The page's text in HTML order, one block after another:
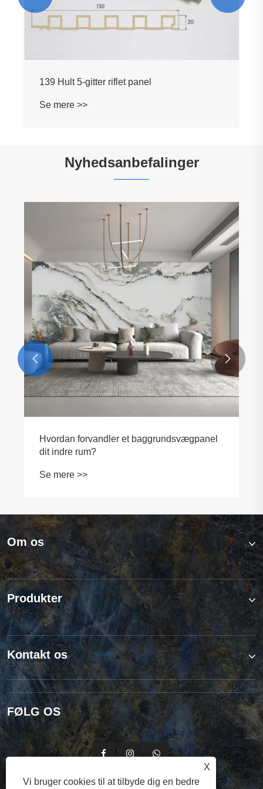
139 Hult 5-gitter riflet panel
Se mere >>
Nyhedsanbefalinger
Hvordan forvandler et baggrundsvægpanel
dit indre rum?
Se mere >>
 
Om os
Produkter
Kontakt os
FØLG OS
X
Vi bruger cookies til at tilbyde dig en bedre